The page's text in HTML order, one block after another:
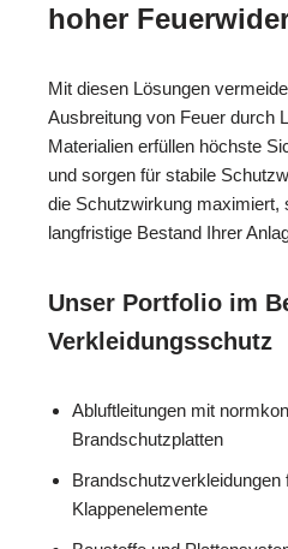
hoher
Mit diesen Lösungen
Ausbreitung von Feuer durch
Materialien erfüllen höchste
und sorgen für stabile
die Schutzwirkung maximiert,
langfristige Bestand Ihrer
Unser Portfolio im
Verkleidungsschutz
Abluftleitungen mit
Brandschutzplatten
Brandschutzverkleidungen
Klappenelemente